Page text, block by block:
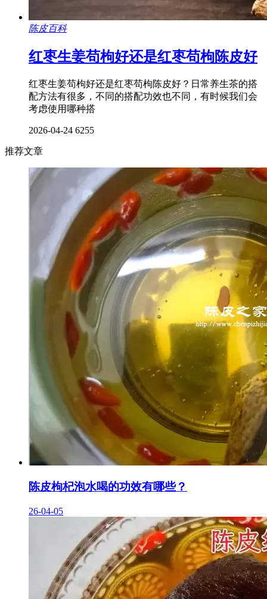
陈皮百科
红枣生姜苟枸好还是红枣苟枸陈皮好
红枣生姜苟枸好还是红枣苟枸陈皮好？日常养生茶的搭
配方法有很多，不同的搭配功效也不同，有时候我们会
考虑使用哪种搭
2026-04-24 6255
推荐文章
陈皮枸杞泡水喝的功效有哪些？
26-04-05